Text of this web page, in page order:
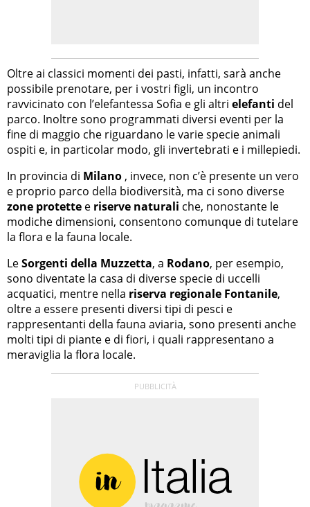
Oltre ai classici momenti dei pasti, infatti, sarà anche
possibile prenotare, per i vostri figli, un incontro
ravvicinato con l’elefantessa Sofia e gli altri elefanti del
parco. Inoltre sono programmati diversi eventi per la
fine di maggio che riguardano le varie specie animali
ospiti e, in particolar modo, gli invertebrati e i millepiedi.
In provincia di Milano , invece, non c’è presente un vero
e proprio parco della biodiversità, ma ci sono diverse
zone protette e riserve naturali che, nonostante le
modiche dimensioni, consentono comunque di tutelare
la flora e la fauna locale.
LeSorgenti della Muzzetta, a Rodano, per esempio,
sono diventate la casa di diverse specie di uccelli
acquatici, mentre nella riserva regionale Fontanile,
oltre a essere presenti diversi tipi di pesci e
rappresentanti della fauna aviaria, sono presenti anche
molti tipi di piante e di fiori, i quali rappresentano a
meraviglia la flora locale.